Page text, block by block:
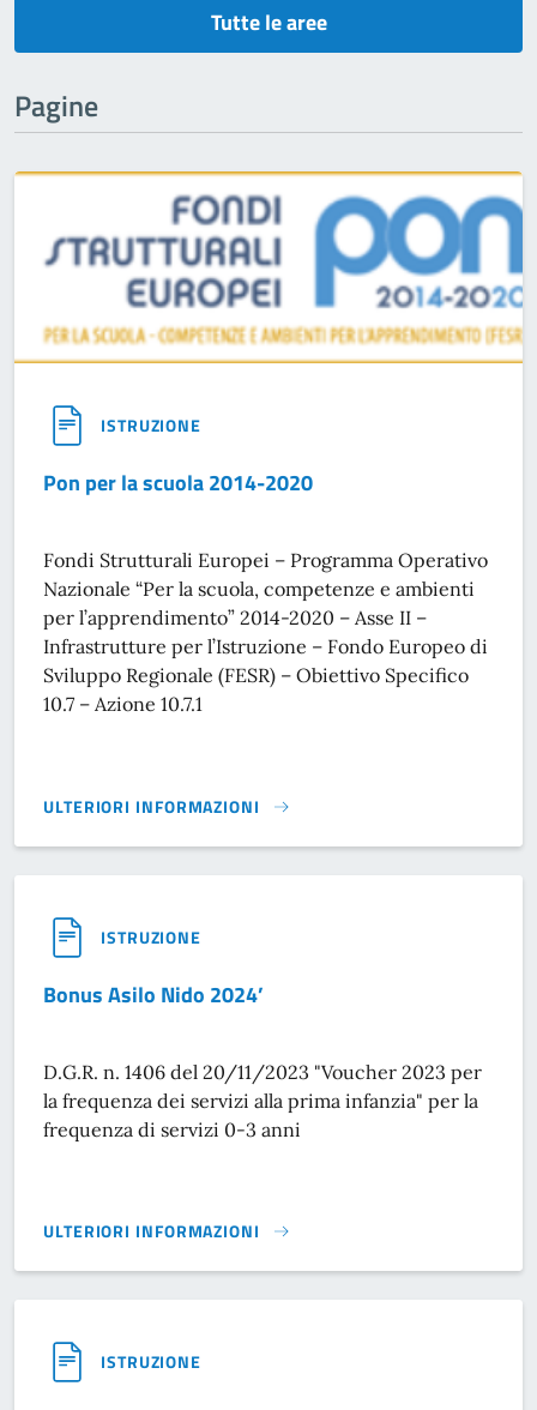
Tutte le aree
Pagine
ISTRUZIONE
Pon per la scuola 2014-2020
Fondi Strutturali Europei – Programma Operativo
Nazionale “Per la scuola, competenze e ambienti
per l’apprendimento” 2014-2020 – Asse II –
Infrastrutture per l’Istruzione – Fondo Europeo di
Sviluppo Regionale (FESR) – Obiettivo Specifico
10.7 – Azione 10.7.1
ULTERIORI INFORMAZIONI
PON PER LA SCUOLA 2014-2020}
ISTRUZIONE
Bonus Asilo Nido 2024’
D.G.R. n. 1406 del 20/11/2023 "Voucher 2023 per
la frequenza dei servizi alla prima infanzia" per la
frequenza di servizi 0-3 anni
ULTERIORI INFORMAZIONI
BONUS ASILO NIDO 2024’}
ISTRUZIONE